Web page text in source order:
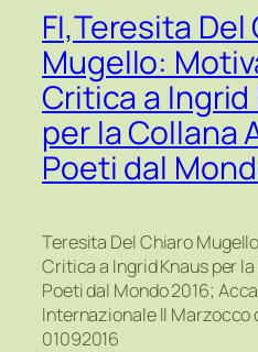
FI,Teresita Del
Mugello:
Critica a Ingrid
per la Collana
Poeti dal
Teresita Del Chiaro
Critica a Ingrid Knaus per
Poeti dal Mondo 2016;
Internazionale Il Marzocco
01092016